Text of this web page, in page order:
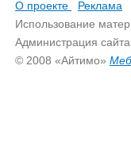
О проекте Реклама
Использование
Администрация
© 2008 «Айтимо»